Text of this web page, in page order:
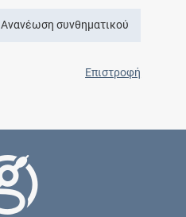
Ανανέωση συνθηματικού
Επιστροφή